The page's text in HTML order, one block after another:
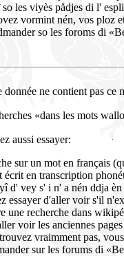
les viyès pådjes di l'
vormint nén, vos ploz
so les foroms di
donnée ne contient pas ce
«dans les mots
aussi essayer:
sur un mot en français
écrit en transcription
d' vey s' i n' a nén ddja
essayer d'aller voir s'il
une recherche dans
voir les anciennes
vraimment pas,
sur les forums di